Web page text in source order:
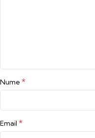
Nume *
Email *